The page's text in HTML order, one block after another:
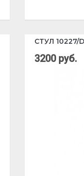
СТУЛ 10227/
3200 руб.